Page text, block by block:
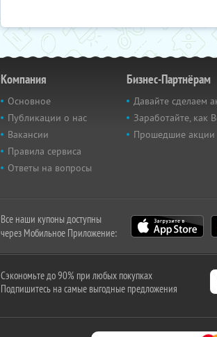
Компания
Основное
Публикации о нас
Вакансии
Правила сервиса
Ответы на вопросы
Бизнес-Партнёрам
Давайте сделаем
Заработайте, как
Прошедшие акции
Все наши купоны доступны
через Мобильное Приложение:
Сэкономьте до 90% при любых покупках
Подпишитесь на самые выгодные предложения